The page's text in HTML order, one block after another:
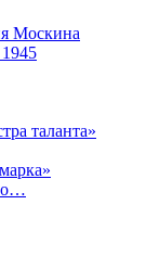
Москина
таланта»